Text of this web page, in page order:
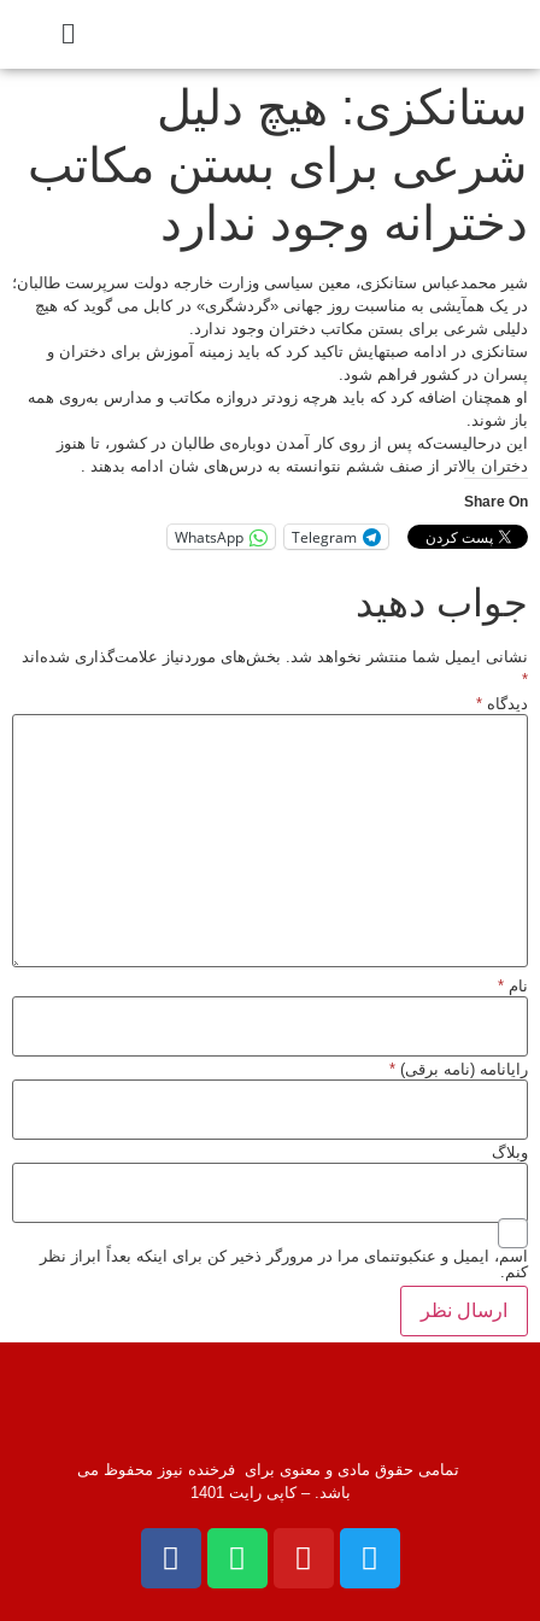
ستانکزی: هیچ دلیل
شرعی برای بستن مکاتب
دخترانه وجود ندارد
شیر محمدعباس ستانکزی، معین سیاسی وزارت خارجه دولت سرپرست طالبان؛
در یک همآیشی به مناسبت روز جهانی «گردشگری» در کابل می گوید که هیچ
دلیلی شرعی برای بستن مکاتب دختران وجود ندارد.
ستانکزی در ادامه صبتهایش تاکید کرد که باید زمینه آموزش برای دختران و
پسران در کشور فراهم شود.
او همچنان اضافه کرد که باید هرچه زودتر دروازه مکاتب و مدارس به‌روی همه
باز شوند.
این درحالیست‌که پس از روی کار آمدن دوباره‌ی طالبان در کشور، تا هنوز
دختران بالاتر از صنف ششم نتوانسته به درس‌های شان ادامه بدهند .
Share On
Telegram
WhatsApp
جواب دهید
نشانی ایمیل شما منتشر نخواهد شد. بخش‌های موردنیاز علامت‌گذاری شده‌اند
دیدگاه*
نام*
رایانامه (نامه برقی)*
وبلاگ
اسم، ایمیل و عنکبوتنمای مرا در مرورگر ذخیر کن برای اینکه بعداً ابراز نظر
کنم.
تمامی حقوق مادی و معنوی برای فرخنده نیوز محفوظ می
باشد. – کاپی رایت 1401